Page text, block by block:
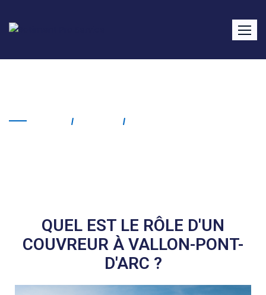
QUEL EST LE RÔLE D'UN
COUVREUR À VALLON-PONT-
D'ARC ?